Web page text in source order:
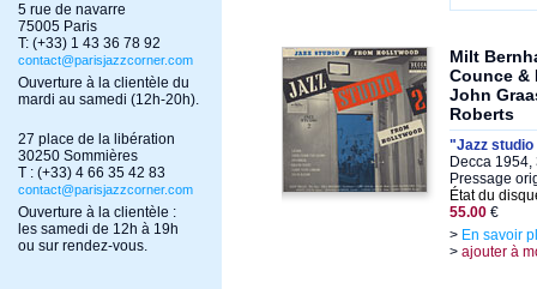
5 rue de navarre
75005 Paris
T: (+33) 1 43 36 78 92
contact@parisjazzcorner.com
Ouverture à la clientèle du
mardi au samedi (12h-20h).
27 place de la libération
30250 Sommières
T : (+33) 4 66 35 42 83
contact@parisjazzcorner.com
Ouverture à la clientèle :
les samedi de 12h à 19h
ou sur rendez-vous.
Milt
Counce &
John
Roberts
"Jazz
Decca
Pressage
État du
55.00 €
> En savoir
> ajouter à